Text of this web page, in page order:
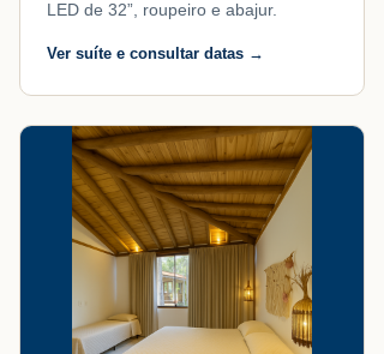
LED de 32”, roupeiro e abajur.
Ver suíte e consultar datas →